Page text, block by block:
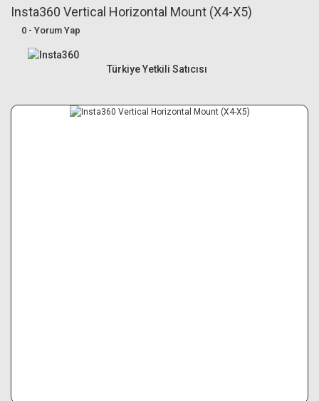
Canon R6 Mark IIIBundle Setler
Alışverişe
Insta360 Vertical Horizontal Mount (X4-X5)
0 - Yorum Yap
Türkiye Yetkili Satıcısı